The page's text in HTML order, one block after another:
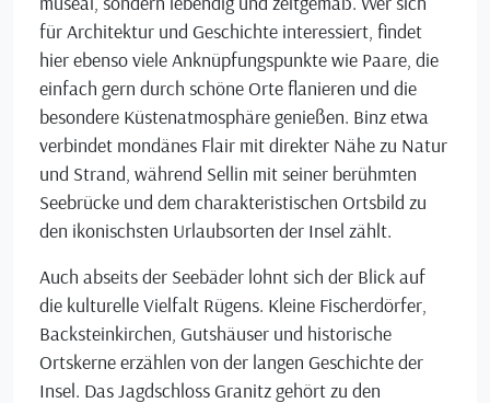
für Architektur und Geschichte interessiert, findet
hier ebenso viele Anknüpfungspunkte wie Paare, die
einfach gern durch schöne Orte flanieren und die
besondere Küstenatmosphäre genießen. Binz etwa
verbindet mondänes Flair mit direkter Nähe zu Natur
und Strand, während Sellin mit seiner berühmten
Seebrücke und dem charakteristischen Ortsbild zu
den ikonischsten Urlaubsorten der Insel zählt.
Auch abseits der Seebäder lohnt sich der Blick auf
die kulturelle Vielfalt Rügens. Kleine Fischerdörfer,
Backsteinkirchen, Gutshäuser und historische
Ortskerne erzählen von der langen Geschichte der
Insel. Das Jagdschloss Granitz gehört zu den